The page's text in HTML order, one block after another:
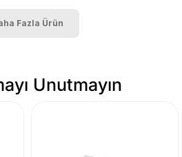
Fazla Ürün
Unutmayın